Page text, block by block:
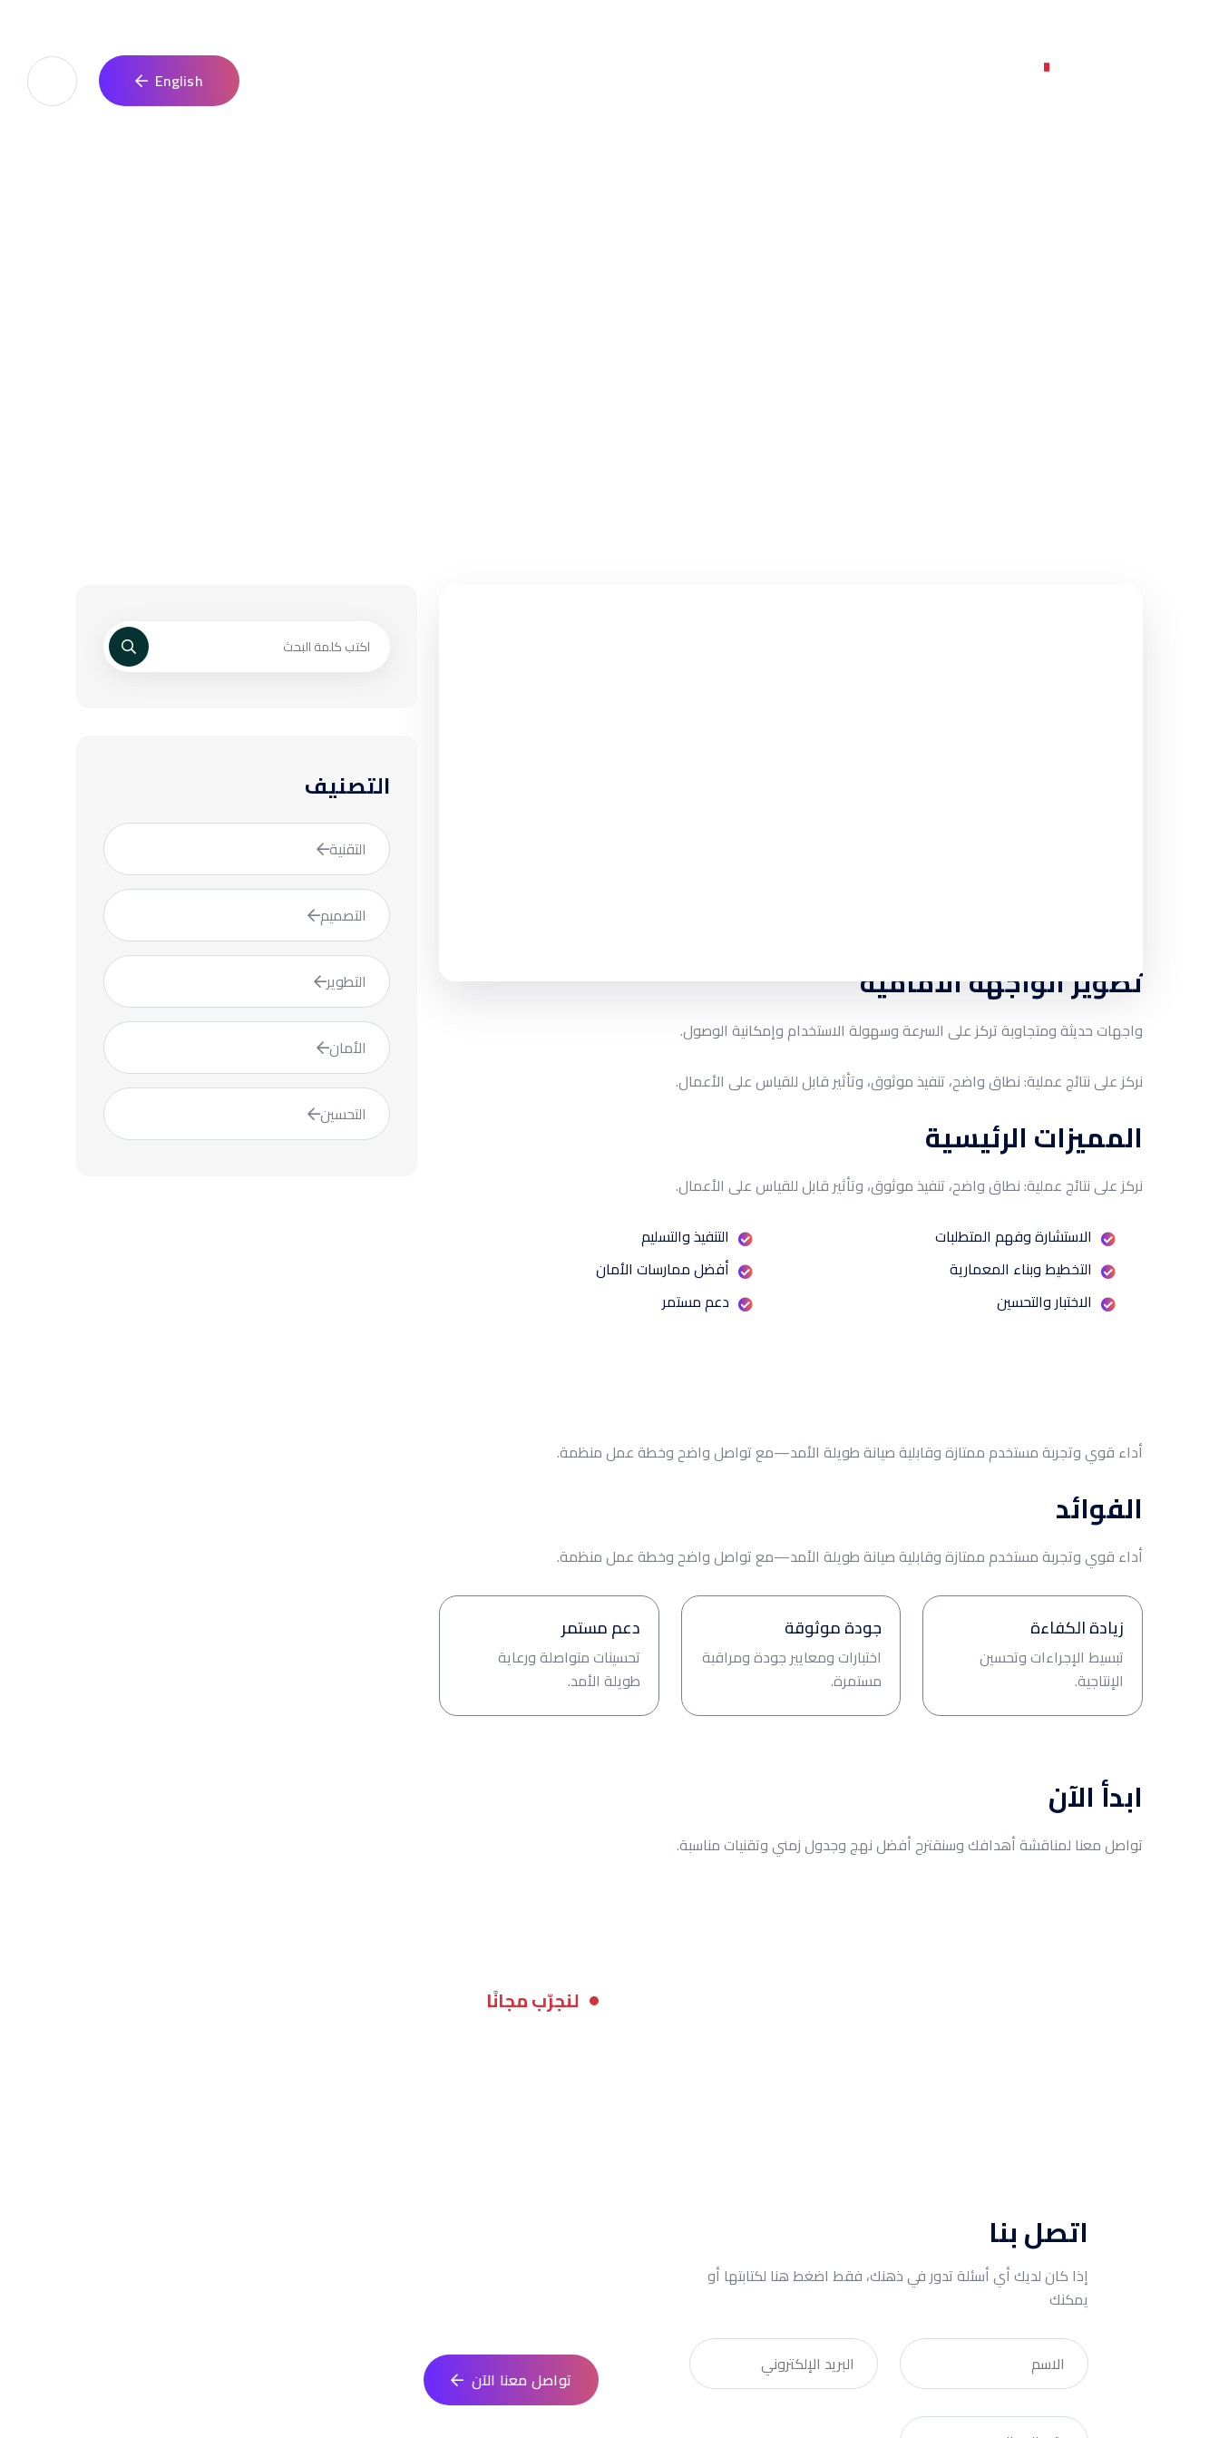
English
تطوير الواجهة الأمامية
واجهات حديثة ومتجاوبة تركز على السرعة وسهولة الاستخدام وإمكانية الوصول.
نركز على نتائج عملية: نطاق واضح، تنفيذ موثوق، وتأثير قابل للقياس على الأعمال.
المميزات الرئيسية
نركز على نتائج عملية: نطاق واضح، تنفيذ موثوق، وتأثير قابل للقياس على الأعمال.
الاستشارة وفهم المتطلبات
التخطيط وبناء المعمارية
الاختبار والتحسين
التنفيذ والتسليم
أفضل ممارسات الأمان
دعم مستمر
أداء قوي وتجربة مستخدم ممتازة وقابلية صيانة طويلة الأمد—مع تواصل واضح وخطة عمل منظمة.
الفوائد
أداء قوي وتجربة مستخدم ممتازة وقابلية صيانة طويلة الأمد—مع تواصل واضح وخطة عمل منظمة.
زيادة الكفاءة
تبسيط الإجراءات وتحسين
الإنتاجية.
جودة موثوقة
اختبارات ومعايير جودة ومراقبة
مستمرة.
دعم مستمر
تحسينات متواصلة ورعاية
طويلة الأمد.
ابدأ الآن
تواصل معنا لمناقشة أهدافك وسنقترح أفضل نهج وجدول زمني وتقنيات مناسبة.
التصنيف
التقنية
التصميم
التطوير
الأمان
التحسين
اتصل بنا
إذا كان لديك أي أسئلة تدور في ذهنك، فقط اضغط هنا لكتابتها أو
يمكنك
لنجرّب مجانًا
تواصل معنا الآن